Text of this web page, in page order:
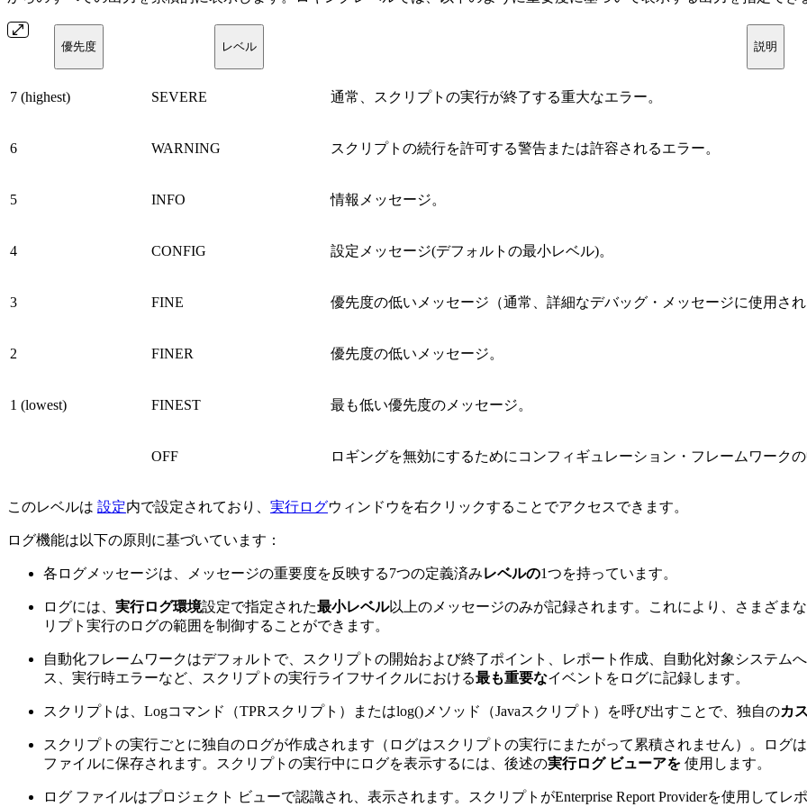
優先度 レベル 説明
7 (highest) SEVERE 通常、スクリプトの実行が終了する重大なエラー。
6 WARNING スクリプトの続行を許可する警告または許容されるエラー。
5 INFO 情報メッセージ。
4 CONFIG 設定メッセージ(デフォルトの最小レベル)。
3 FINE 優先度の低いメッセージ（通常、詳細なデバッグ・メッセージに使用さ
2 FINER 優先度の低いメッセージ。
1 (lowest) FINEST 最も低い優先度のメッセージ。
OFF ロギングを無効にするためにコンフィギュレーション・フレームワーク
このレベルは 設定内で設定されており、 実行ログウィンドウを右クリックすることでアクセスできます。
ログ機能は以下の原則に基づいています：
各ログメッセージは、メッセージの重要度を反映する7つの定義済みレベルの1つを持っています。
ログには、 実行ログ環境設定で指定された最小レベル以上のメッセージのみが記録されます。これにより、さまざま
リプト実行のログの範囲を制御することができます。
自動化フレームワークはデフォルトで、スクリプトの開始および終了ポイント、レポート作成、自動化対象システム
ス、実行時エラーなど、スクリプトの実行ライフサイクルにおける最も重要なイベントをログに記録します。
スクリプトは、Logコマンド（TPRスクリプト）またはlog()メソッド（Javaスクリプト）を呼び出すことで、独自のカ
スクリプトの実行ごとに独自のログが作成されます（ログはスクリプトの実行にまたがって累積されません）。ログ
ファイルに保存されます。スクリプトの実行中にログを表示するには、後述の実行ログ ビューアを 使用します。
ログ ファイルはプロジェクト ビューで認識され、表示されます。スクリプトがEnterprise Report Providerを使用して